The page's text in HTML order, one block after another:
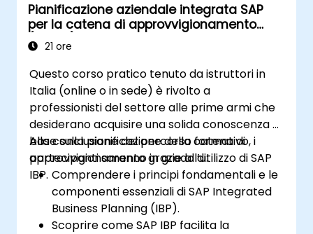
Pianificazione aziendale integrata SAP
per la catena di approvvigionamento
(IBP100)
21 ore
Questo corso pratico tenuto da istruttori in
Italia (online o in sede) è rivolto a
professionisti del settore alle prime armi che
desiderano acquisire una solida conoscenza di
base sulla pianificazione della catena di
approvvigionamento grazie all’utilizzo di SAP
IBP.
Alla conclusione del percorso formativo, i
partecipanti saranno in grado di:
Comprendere i principi fondamentali e le
componenti essenziali di SAP Integrated
Business Planning (IBP).
Scoprire come SAP IBP facilita la